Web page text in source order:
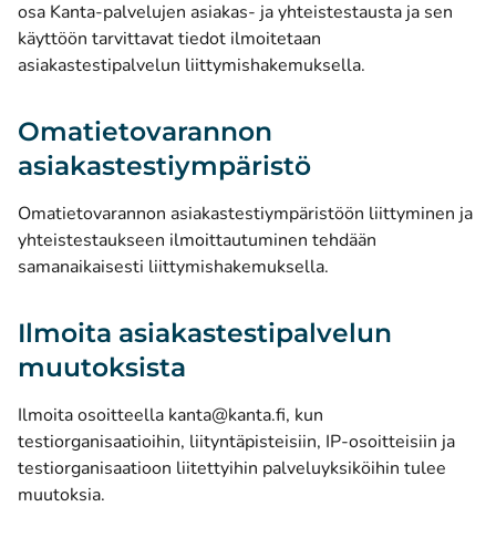
osa Kanta-palvelujen asiakas- ja yhteistestausta ja sen
käyttöön tarvittavat tiedot ilmoitetaan
asiakastestipalvelun liittymishakemuksella.
Omatietovarannon
asiakastestiympäristö
Omatietovarannon asiakastestiympäristöön liittyminen ja
yhteistestaukseen ilmoittautuminen tehdään
samanaikaisesti liittymishakemuksella.
Ilmoita asiakastestipalvelun
muutoksista
Ilmoita osoitteella kanta@kanta.fi, kun
testiorganisaatioihin, liityntäpisteisiin, IP-osoitteisiin ja
testiorganisaatioon liitettyihin palveluyksiköihin tulee
muutoksia.